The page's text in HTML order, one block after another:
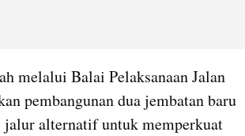
melalui Balai Pelaksanaan Jalan
pembangunan dua jembatan baru
jalur alternatif untuk memperkuat